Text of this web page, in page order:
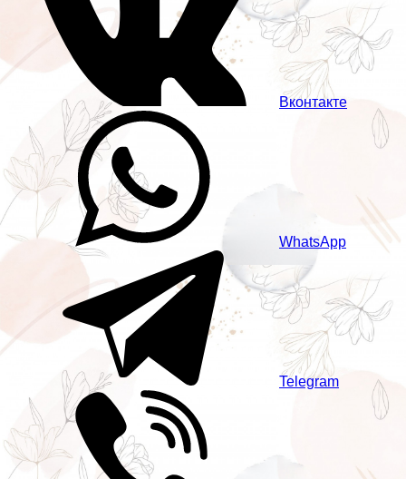
Вконтакте
WhatsApp
Telegram